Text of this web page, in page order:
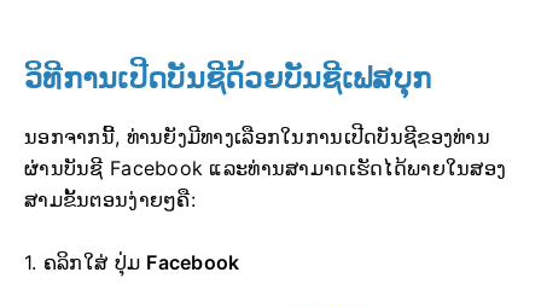
ວິທີການເປີດບັນຊີດ້ວຍບັນຊີເຟສບຸກ
ນອກຈາກນີ້, ທ່ານຍັງມີທາງເລືອກໃນການເປີດບັນຊີຂອງທ່ານ
ຜ່ານບັນຊີ Facebook ແລະທ່ານສາມາດເຮັດໄດ້ພາຍໃນສອງ
ສາມຂັ້ນຕອນງ່າຍໆຄື:
1. ຄລິກໃສ່ ປຸ່ມ Facebook